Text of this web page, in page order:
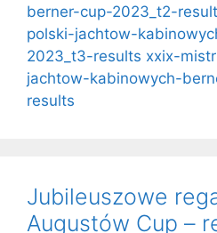
berner-cup-2023_t2-
polski-jachtow-
2023_t3-results xxix-
jachtow-kabinowych-
results
Jubileuszowe
Augustów Cup –